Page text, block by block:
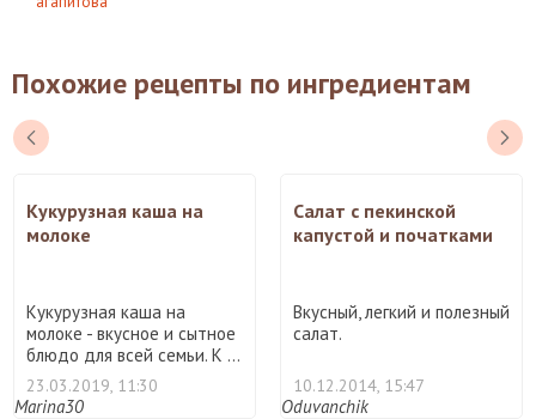
Похожие рецепты по ингредиентам
Кукурузная каша на
молоке
Кукурузная каша на
молоке - вкусное и сытное
блюдо для всей семьи. К ...
23.03.2019, 11:30
Marina30
Салат с пекинской
капустой и початками
Вкусный, легкий и полезный
салат.
10.12.2014, 15:47
Oduvanchik